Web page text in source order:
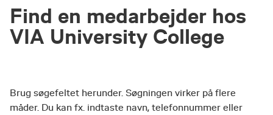
Find en medarbejder hos
VIA University College
Brug søgefeltet herunder. Søgningen virker på flere
måder. Du kan fx. indtaste navn, telefonnummer eller